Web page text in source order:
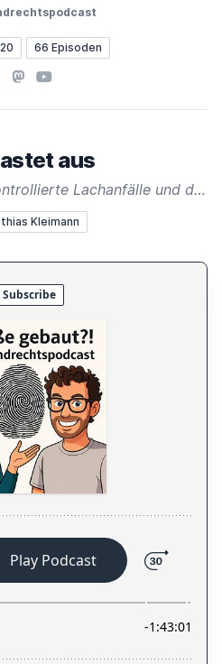
66 Episoden
Mastodon
YouTube
aus
Über Jugendarrest, unkontrollierte Lachanfälle und die Netflix-Serie Bodkin.
Kleimann